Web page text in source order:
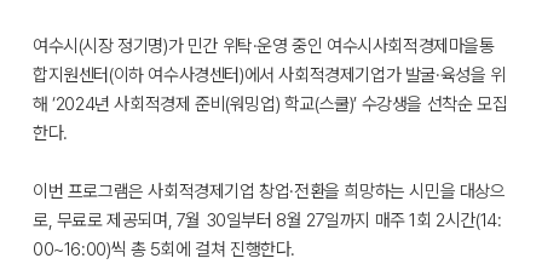
여수시(시장 정기명)가 민간 위탁·운영 중인 여수시사회적경제마을통
합지원센터(이하 여수사경센터)에서 사회적경제기업가 발굴·육성을 위
해 ‘2024년 사회적경제 준비(워밍업) 학교(스쿨)’ 수강생을 선착순 모집
한다.
이번 프로그램은 사회적경제기업 창업·전환을 희망하는 시민을 대상으
로, 무료로 제공되며, 7월 30일부터 8월 27일까지 매주 1회 2시간(14:
00~16:00)씩 총 5회에 걸쳐 진행한다.